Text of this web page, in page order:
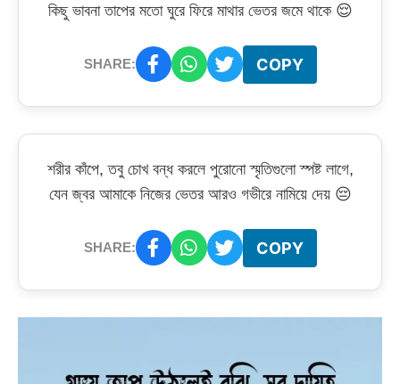
কিছু ভাবনা তাপের মতো ঘুরে ফিরে মাথার ভেতর জমে থাকে 😌
SHARE: COPY
শরীর কাঁপে, তবু চোখ বন্ধ করলে পুরোনো স্মৃতিগুলো স্পষ্ট লাগে,
যেন জ্বর আমাকে নিজের ভেতর আরও গভীরে নামিয়ে দেয় 😔
SHARE: COPY